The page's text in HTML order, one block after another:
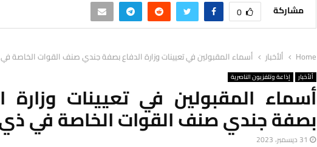
مشاركة 0
Home ألأخبار أسماء المقبولين في تعيينات وزارة الدفاع بصفة جندي صنف القوات الخاصة
ألأخبار إذاعة وتلفزيون الناصرية
أسماء المقبولين في تعيينات وزارة
بصفة جندي صنف القوات الخاصة في
31 ديسمبر، 2023